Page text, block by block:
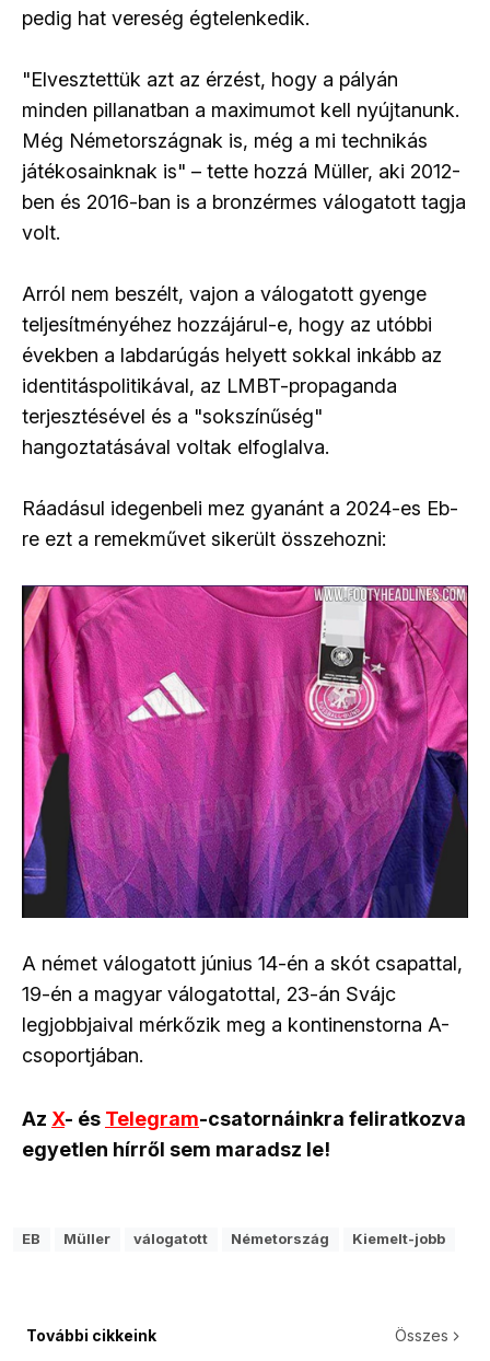
pedig hat vereség égtelenkedik.
"Elvesztettük azt az érzést, hogy a pályán
minden pillanatban a maximumot kell nyújtanunk.
Még Németországnak is, még a mi technikás
játékosainknak is" – tette hozzá Müller, aki 2012-
ben és 2016-ban is a bronzérmes válogatott tagja
volt.
Arról nem beszélt, vajon a válogatott gyenge
teljesítményéhez hozzájárul-e, hogy az utóbbi
években a labdarúgás helyett sokkal inkább az
identitáspolitikával, az LMBT-propaganda
terjesztésével és a "sokszínűség"
hangoztatásával voltak elfoglalva.
Ráadásul idegenbeli mez gyanánt a 2024-es Eb-
re ezt a remekművet sikerült összehozni:
A német válogatott június 14-én a skót csapattal,
19-én a magyar válogatottal, 23-án Svájc
legjobbjaival mérkőzik meg a kontinenstorna A-
csoportjában.
Az X- és Telegram-csatornáinkra feliratkozva
egyetlen hírről sem maradsz le!
EB Müller válogatott Németország Kiemelt-jobb
További cikkeink Összes